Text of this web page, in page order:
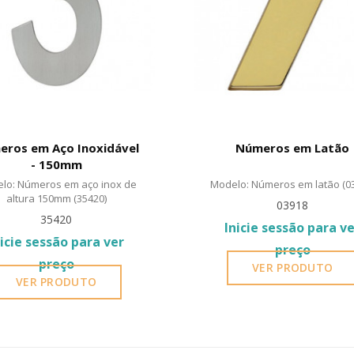
em Aço Inoxidável
- 150mm
Números em aço inox de
altura 150mm (35420)
35420
sessão para ver
preço
VER PRODUTO
Números em Latão
Modelo: Números em latão
03918
Inicie sessão para
preço
VER PRODUTO